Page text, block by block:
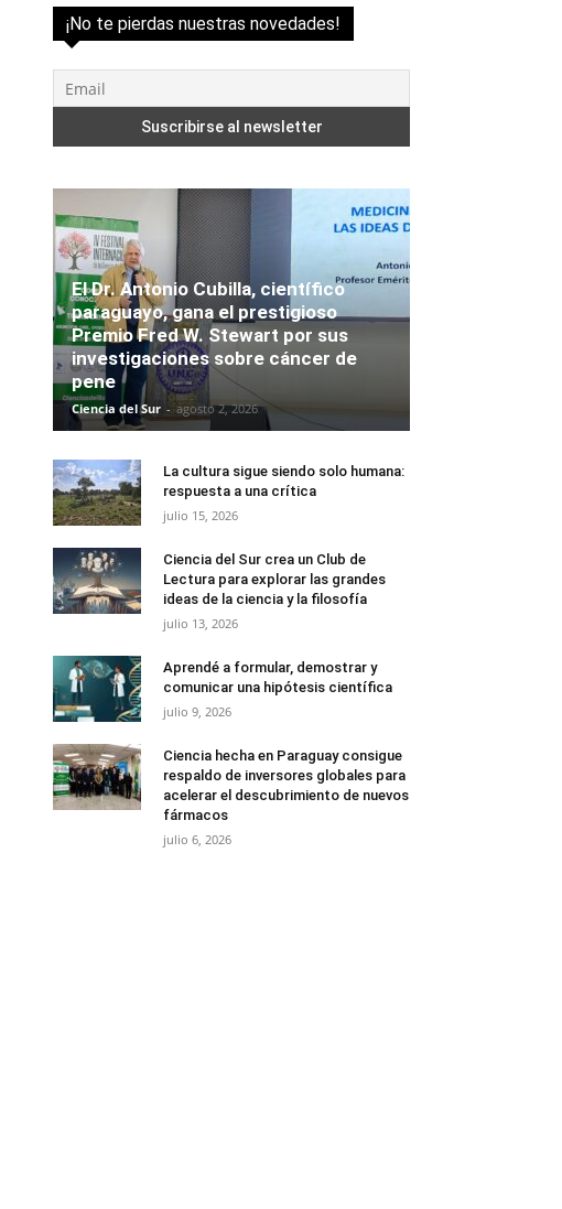
¡No te pierdas nuestras novedades!
El Dr. Antonio Cubilla, científico
paraguayo, gana el prestigioso
Premio Fred W. Stewart por sus
investigaciones sobre cáncer de
pene
Ciencia del Sur - agosto 2, 2026
La cultura sigue siendo solo humana:
respuesta a una crítica
julio 15, 2026
Ciencia del Sur crea un Club de
Lectura para explorar las grandes
ideas de la ciencia y la filosofía
julio 13, 2026
Aprendé a formular, demostrar y
comunicar una hipótesis científica
julio 9, 2026
Ciencia hecha en Paraguay consigue
respaldo de inversores globales para
acelerar el descubrimiento de nuevos
fármacos
julio 6, 2026